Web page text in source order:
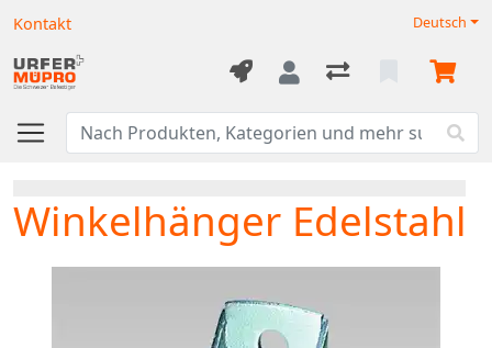
Kontakt Deutsch
Winkelhänger Edelstahl